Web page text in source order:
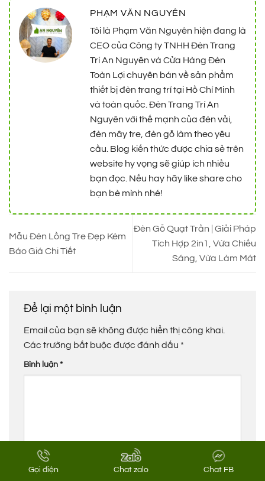
Gọi điện Chat zalo Chat FB
PHẠM VĂN NGUYÊN
Tôi là Phạm Văn Nguyên hiện đang là
CEO của Công ty TNHH Đèn Trang
Trí An Nguyên và Cửa Hàng Đèn
Toàn Lợi chuyên bán về sản phẩm
thiết bị đèn trang trí tại Hồ Chí Minh
và toàn quốc. Đèn Trang Trí An
Nguyên với thế mạnh của đèn vải,
đèn mây tre, đèn gỗ làm theo yêu
cầu. Blog kiến thức được chia sẻ trên
website hy vọng sẽ giúp ích nhiều
bạn đọc. Nếu hay hãy like share cho
bạn bè mình nhé!
Mẫu Đèn Lồng Tre Đẹp Kèm
Báo Giá Chi Tiết
Đèn Gỗ Quạt Trần | Giải Pháp
Tích Hợp 2in1, Vừa Chiếu
Sáng, Vừa Làm Mát
Để lại một bình luận
Email của bạn sẽ không được hiển thị công khai.
Các trường bắt buộc được đánh dấu *
Bình luận *
Tên*